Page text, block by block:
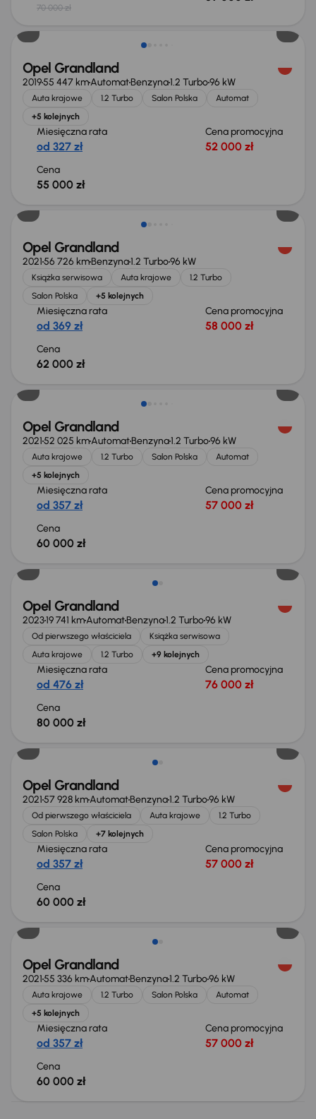
70 000 zł
Możliwość odliczenia VAT
Opel Grandland
201955 447 kmAutomatBenzyna1.2 Turbo96 kW
Auta krajowe 1.2 Turbo Salon Polska
Automat
+5 kolejnych
Miesięczna rata
od 327 zł
Cena promocyjna
52 000 zł
Cena
55 000 zł
Opel Grandland
202156 726 kmBenzyna1.2 Turbo96 kW
Książka serwisowa Auta krajowe
1.2 Turbo
Salon Polska
+5 kolejnych
Miesięczna rata
od 369 zł
Cena promocyjna
58 000 zł
Cena
62 000 zł
Świeżo skupione
Opel Grandland
202152 025 kmAutomatBenzyna1.2 Turbo96 kW
Auta krajowe 1.2 Turbo Salon Polska
Automat
+5 kolejnych
Miesięczna rata
od 357 zł
Cena promocyjna
57 000 zł
Cena
60 000 zł
Możliwość odliczenia VAT
Opel Grandland
202319 741 kmAutomatBenzyna1.2 Turbo96 kW
Od pierwszego właściciela
Książka serwisowa
Auta krajowe
1.2 Turbo +9 kolejnych
Miesięczna rata
od 476 zł
Cena promocyjna
76 000 zł
Cena
80 000 zł
Możliwość odliczenia VAT
Opel Grandland
202157 928 kmAutomatBenzyna1.2 Turbo96 kW
Od pierwszego właściciela Auta krajowe
1.2 Turbo
Salon Polska
+7 kolejnych
Miesięczna rata
od 357 zł
Cena promocyjna
57 000 zł
Cena
60 000 zł
Możliwość odliczenia VAT
Opel Grandland
202155 336 kmAutomatBenzyna1.2 Turbo96 kW
Auta krajowe 1.2 Turbo Salon Polska
Automat
+5 kolejnych
Miesięczna rata
od 357 zł
Cena promocyjna
57 000 zł
Cena
60 000 zł